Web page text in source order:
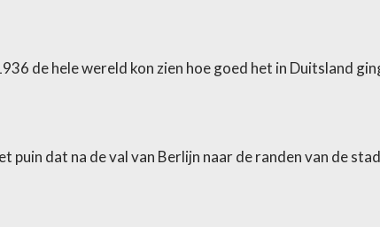
de hele wereld kon zien hoe goed het in Duitsland
puin dat na de val van Berlijn naar de randen van de